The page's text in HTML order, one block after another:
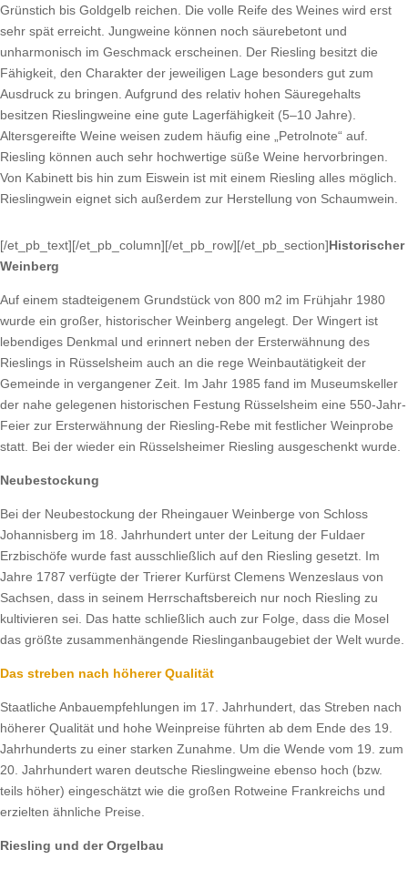
Grünstich bis Goldgelb reichen. Die volle Reife des Weines wird erst
sehr spät erreicht. Jungweine können noch säurebetont und
unharmonisch im Geschmack erscheinen. Der Riesling besitzt die
Fähigkeit, den Charakter der jeweiligen Lage besonders gut zum
Ausdruck zu bringen. Aufgrund des relativ hohen Säuregehalts
besitzen Rieslingweine eine gute Lagerfähigkeit (5–10 Jahre).
Altersgereifte Weine weisen zudem häufig eine „Petrolnote“ auf.
Riesling können auch sehr hochwertige süße Weine hervorbringen.
Von Kabinett bis hin zum Eiswein ist mit einem Riesling alles möglich.
Rieslingwein eignet sich außerdem zur Herstellung von Schaumwein.
[/et_pb_text][/et_pb_column][/et_pb_row][/et_pb_section]Historischer
Weinberg
Auf einem stadteigenem Grundstück von 800 m2 im Frühjahr 1980
wurde ein großer, historischer Weinberg angelegt. Der Wingert ist
lebendiges Denkmal und erinnert neben der Ersterwähnung des
Rieslings in Rüsselsheim auch an die rege Weinbautätigkeit der
Gemeinde in vergangener Zeit. Im Jahr 1985 fand im Museumskeller
der nahe gelegenen historischen Festung Rüsselsheim eine 550-Jahr-
Feier zur Ersterwähnung der Riesling-Rebe mit festlicher Weinprobe
statt. Bei der wieder ein Rüsselsheimer Riesling ausgeschenkt wurde.
Neubestockung
Bei der Neubestockung der Rheingauer Weinberge von Schloss
Johannisberg im 18. Jahrhundert unter der Leitung der Fuldaer
Erzbischöfe wurde fast ausschließlich auf den Riesling gesetzt. Im
Jahre 1787 verfügte der Trierer Kurfürst Clemens Wenzeslaus von
Sachsen, dass in seinem Herrschaftsbereich nur noch Riesling zu
kultivieren sei. Das hatte schließlich auch zur Folge, dass die Mosel
das größte zusammenhängende Rieslinganbaugebiet der Welt wurde.
Das streben nach höherer Qualität
Staatliche Anbauempfehlungen im 17. Jahrhundert, das Streben nach
höherer Qualität und hohe Weinpreise führten ab dem Ende des 19.
Jahrhunderts zu einer starken Zunahme. Um die Wende vom 19. zum
20. Jahrhundert waren deutsche Rieslingweine ebenso hoch (bzw.
teils höher) eingeschätzt wie die großen Rotweine Frankreichs und
erzielten ähnliche Preise.
Riesling und der Orgelbau